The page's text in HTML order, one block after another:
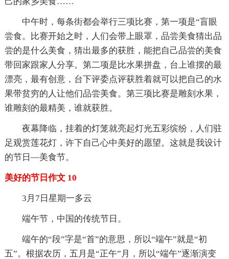
中午时，每条街都会举行三项比赛，第一项是“盲眼
尝食。比赛开始之时，人们会带上眼罩，品尝美食猜出品
尝的是什么美食，猜出最多的获胜，能把自己品尝的美食
带回家跟家人分享。第二项是比水果拼盘，台上谁摆的最
漂亮，最有创意，台下评委点评获胜着就可以把自己的水
果带贫穷的人让他们品尝美食。第三项比赛是雕刻水果，
谁雕刻的最精美，谁就获胜。
夜幕降临，挂着的灯笼就亮起灯光五彩缤纷，人们驻
足观赏莲花灯，许下自己心中美好的愿望。这就是我设计
的节日—美食节。
美好的节日作文 10
3月7日星期一多云
端午节，中国的传统节日。
端午的“段”字是“首”的意思，所以“端午”就是“初
五”。根据农历，五月是“正午”月，所以“端午”逐渐演变